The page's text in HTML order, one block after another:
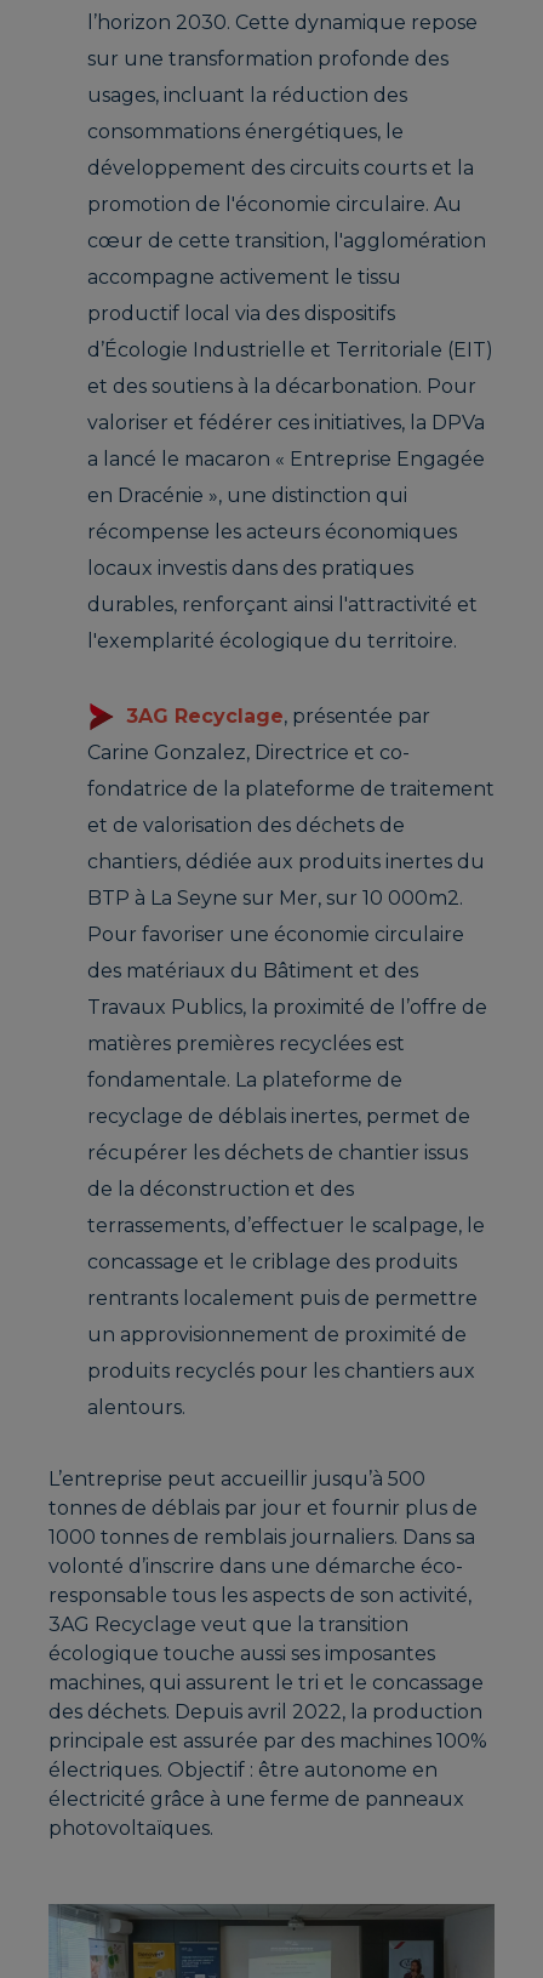
l’horizon 2030. Cette dynamique repose
sur une transformation profonde des
usages, incluant la réduction des
consommations énergétiques, le
développement des circuits courts et la
promotion de l'économie circulaire. Au
cœur de cette transition, l'agglomération
accompagne activement le tissu
productif local via des dispositifs
d’Écologie Industrielle et Territoriale (EIT)
et des soutiens à la décarbonation. Pour
valoriser et fédérer ces initiatives, la DPVa
a lancé le macaron « Entreprise Engagée
en Dracénie », une distinction qui
récompense les acteurs économiques
locaux investis dans des pratiques
durables, renforçant ainsi l'attractivité et
l'exemplarité écologique du territoire.
3AG Recyclage, présentée par
Carine Gonzalez, Directrice et co-
fondatrice de la plateforme de traitement
et de valorisation des déchets de
chantiers, dédiée aux produits inertes du
BTP à La Seyne sur Mer, sur 10 000m2.
Pour favoriser une économie circulaire
des matériaux du Bâtiment et des
Travaux Publics, la proximité de l’offre de
matières premières recyclées est
fondamentale. La plateforme de
recyclage de déblais inertes, permet de
récupérer les déchets de chantier issus
de la déconstruction et des
terrassements, d’effectuer le scalpage, le
concassage et le criblage des produits
rentrants localement puis de permettre
un approvisionnement de proximité de
produits recyclés pour les chantiers aux
alentours.
L’entreprise peut accueillir jusqu’à 500
tonnes de déblais par jour et fournir plus de
1000 tonnes de remblais journaliers. Dans sa
volonté d’inscrire dans une démarche éco-
responsable tous les aspects de son activité,
3AG Recyclage veut que la transition
écologique touche aussi ses imposantes
machines, qui assurent le tri et le concassage
des déchets. Depuis avril 2022, la production
principale est assurée par des machines 100%
électriques. Objectif : être autonome en
électricité grâce à une ferme de panneaux
photovoltaïques.